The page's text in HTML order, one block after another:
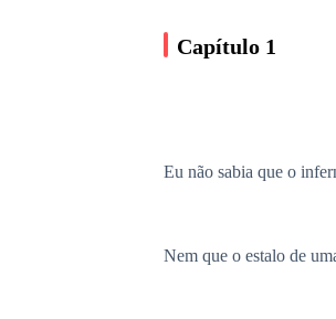
Capítulo 1
Eu não sabia que o
Nem que o estalo de